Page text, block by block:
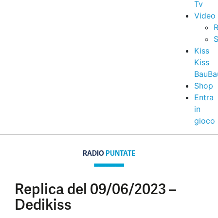
Tv
Video
Kiss
Kiss
Shop
Entra
in
gioco
RADIO PUNTATE
Replica del 09/06/2023 –
Dedikiss